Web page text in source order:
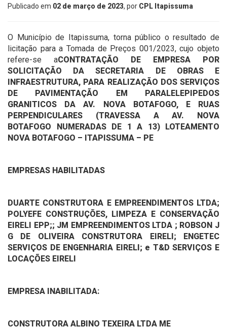
Publicado em 02 de março de 2023, por CPL Itapissuma
O Município de Itapissuma, torna público o resultado de
licitação para a Tomada de Preços 001/2023, cujo objeto
refere-se aCONTRATAÇÃO DE EMPRESA POR
SOLICITAÇÃO DA SECRETARIA DE OBRAS E
INFRAESTRUTURA, PARA REALIZAÇÃO DOS SERVIÇOS
DE PAVIMENTAÇÃO EM PARALELEPIPEDOS
GRANITICOS DA AV. NOVA BOTAFOGO, E RUAS
PERPENDICULARES (TRAVESSA A AV. NOVA
BOTAFOGO NUMERADAS DE 1 A 13) LOTEAMENTO
NOVA BOTAFOGO – ITAPISSUMA – PE
EMPRESAS HABILITADAS
DUARTE CONSTRUTORA E EMPREENDIMENTOS LTDA;
POLYEFE CONSTRUÇÕES, LIMPEZA E CONSERVAÇÃO
EIRELI EPP;; JM EMPREENDIMENTOS LTDA ; ROBSON J
G DE OLIVEIRA CONSTRUTORA EIRELI; ENGETEC
SERVIÇOS DE ENGENHARIA EIRELI; e T&D SERVIÇOS E
LOCAÇÕES EIRELI
EMPRESA INABILITADA:
CONSTRUTORA ALBINO TEXEIRA LTDA ME